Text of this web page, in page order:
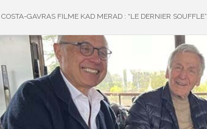
COSTA-GAVRAS FILME KAD MERAD : “LE DERNIER